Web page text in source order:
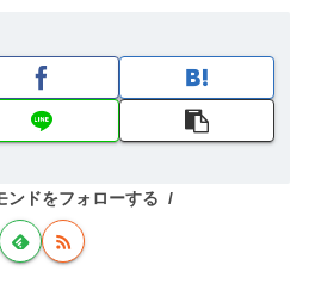
ンドをフォローする